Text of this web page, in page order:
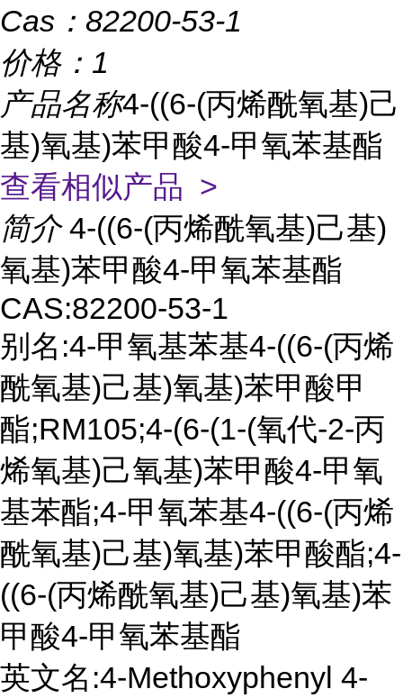
Cas： 82200-53-1
价格： 1
产品名称4-((6-(丙烯酰氧基)己
基)氧基)苯甲酸4-甲氧苯基酯
查看相似产品 >
简介 4-((6-(丙烯酰氧基)己基)
氧基)苯甲酸4-甲氧苯基酯
CAS:82200-53-1
别名:4-甲氧基苯基4-((6-(丙烯
酰氧基)己基)氧基)苯甲酸甲
酯;RM105;4-(6-(1-(氧代-2-丙
烯氧基)己氧基)苯甲酸4-甲氧
基苯酯;4-甲氧苯基4-((6-(丙烯
酰氧基)己基)氧基)苯甲酸酯;4-
((6-(丙烯酰氧基)己基)氧基)苯
甲酸4-甲氧苯基酯
英文名:4-Methoxyphenyl 4-